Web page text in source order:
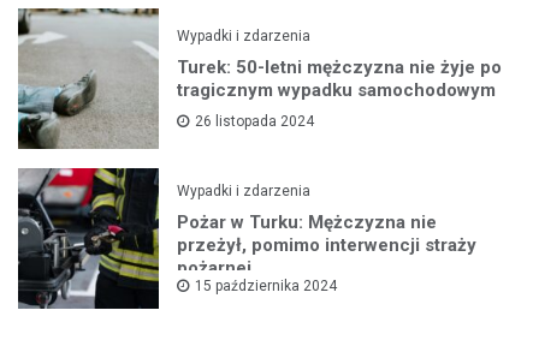
Wypadki i zdarzenia
Turek: 50-letni mężczyzna nie żyje po
tragicznym wypadku samochodowym
26 listopada 2024
Wypadki i zdarzenia
Pożar w Turku: Mężczyzna nie
przeżył, pomimo interwencji straży
pożarnej
15 października 2024